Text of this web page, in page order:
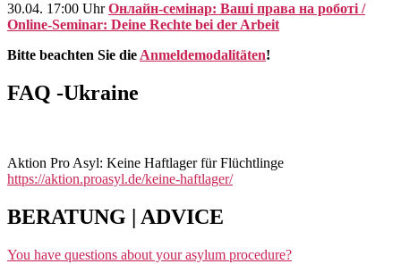
30.04. 17:00 UhrОнлайн-семінар: Ваші права на роботі /
Online-Seminar: Deine Rechte bei der Arbeit
Bitte beachten Sie die Anmeldemodalitäten!
FAQ -Ukraine
Aktion Pro Asyl: Keine Haftlager für Flüchtlinge
https://aktion.proasyl.de/keine-haftlager/
BERATUNG | ADVICE
You have questions about your asylum procedure?